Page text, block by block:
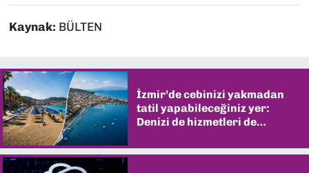
Kaynak: BÜLTEN
İzmir’de cebinizi yakmadan
tatil yapabileceğiniz yer:
Denizi de hizmetleri de